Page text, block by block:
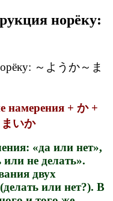
норёку:
～ようか～ま
намерения + か +
いか
«да или нет»,
или не делать».
двух
или нет?). В